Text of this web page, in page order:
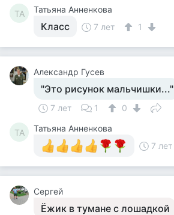
ТА Татьяна Анненкова
Класс 7 лет 1
Александр Гусев
"Это рисунок мальчишки..."
7 лет 1 0
ТА
Татьяна Анненкова
7 лет
Сергей
Ёжик в тумане с лошадкой